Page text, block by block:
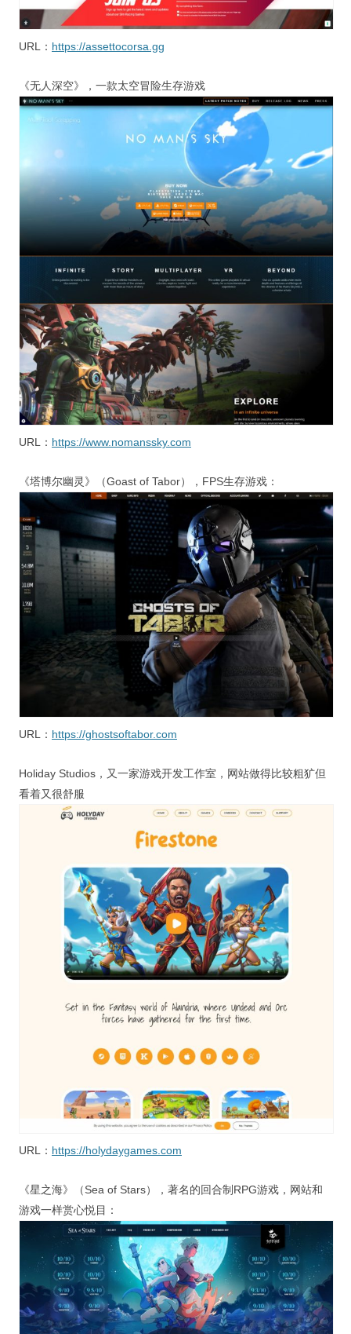
URL： https://assettocorsa.gg
《无人深空》，一款太空冒险生存游戏
URL： https://www.nomanssky.com
《塔博尔幽灵》（Goast of Tabor），FPS生存游戏：
URL： https://ghostsoftabor.com
Holiday Studios，又一家游戏开发工作室，网站做得比较粗犷但
看着又很舒服
URL： https://holydaygames.com
《星之海》（Sea of Stars），著名的回合制RPG游戏，网站和
游戏一样赏心悦目：